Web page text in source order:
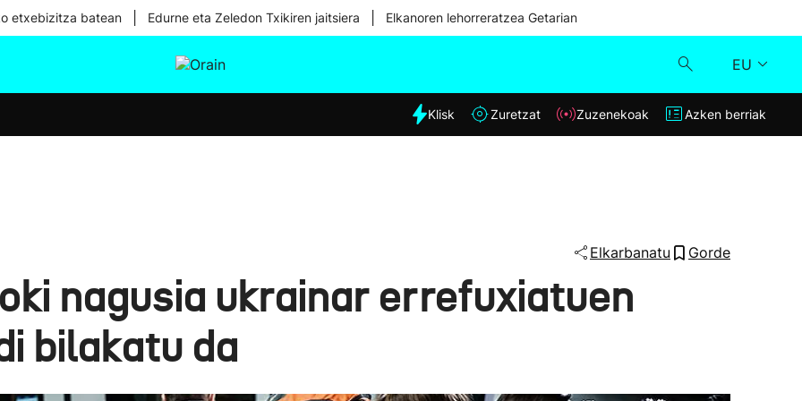
etxebizitza batean Edurne eta Zeledon Txikiren jaitsiera Elkanoren lehorreratzea Getarian
EU
Eguraldia
Klisk
Klisk Zuretzat Zuzenekoak Azken berriak
Elkarbanatu Gorde
nagusia ukrainar errefuxiatuen
bilakatu da